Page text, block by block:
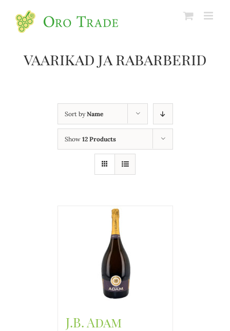
vaarikad ja rabarberid
Sort byName
Show 12 Products
J.B. Adam